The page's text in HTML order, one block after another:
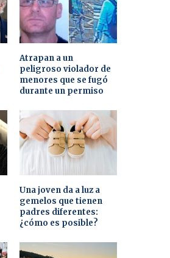
Atrapan a un
peligroso violador de
menores que se fugó
durante un permiso
Una joven da a luz a
gemelos que tienen
padres diferentes:
¿cómo es posible?